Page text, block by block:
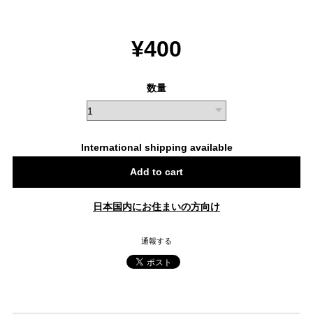
¥400
数量
International shipping available
Add to cart
日本国内にお住まいの方向け
通報する